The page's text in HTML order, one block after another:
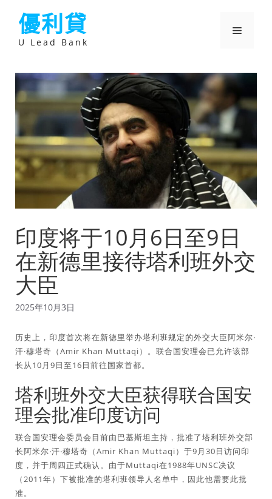
優利貸
U Lead Bank
選
印度将于10月6日至9日
在新德里接待塔利班外交
大臣
2025年10月3日
历史上，印度首次将在新德里举办塔利班规定的外交大臣阿米尔·
汗·穆塔奇（Amir Khan Muttaqi）。联合国安理会已允许该部
长从10月9日至16日前往国家首都。
塔利班外交大臣获得联合国安
理会批准印度访问
联合国安理会委员会目前由巴基斯坦主持，批准了塔利班外交部
长阿米尔·汗·穆塔奇（Amir Khan Muttaqi）于9月30日访问印
度，并于周四正式确认。由于Muttaqi在1988年UNSC决议
（2011年）下被批准的塔利班领导人名单中，因此他需要此批
准。